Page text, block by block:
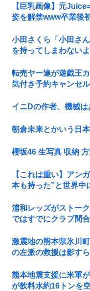
【巨乳画像】元
姿を解禁www卒業後
小田さくら「小田さ
を持ってしまわない
転売ヤー達が遊戯王
気付き予約キャンセ
イニDの作者、機械
朝倉未来とかいう日
櫻坂46 生写真 収納
【これは重い】アン
本も持った”と世界中
浦和レッズがストー
ではすでにクラブ間
激震地の熊本県氷川
の左派の救援は影す
熊本地震支援に米軍
が飲料水約16トンを